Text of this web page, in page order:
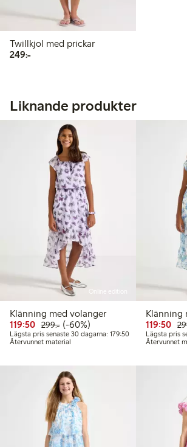
Twillkjol med prickar
249:-249,00 kr
Liknande produkter
Klänning med volanger
119:50 Rabatterat pris: 119,50 kr
299:-Ordinarie pris: 299,00 kr
60% rabatt
(-60%)
Lägsta pris senaste 30 dagarna: 179:50Lägsta pris
Återvunnet material
Klänning
119:50
Lägsta pris
Återvunnet